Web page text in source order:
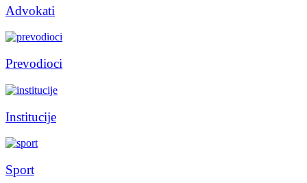
Advokati
Prevodioci
Institucije
Sport